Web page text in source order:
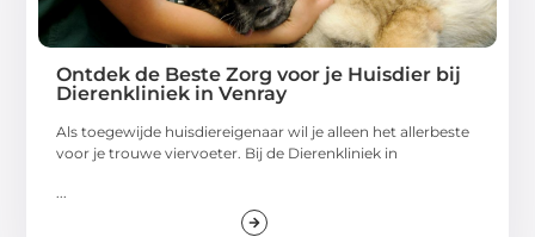
Ontdek de Beste Zorg voor je Huisdier bij
Dierenkliniek in Venray
Als toegewijde huisdiereigenaar wil je alleen het allerbeste
voor je trouwe viervoeter. Bij de Dierenkliniek in